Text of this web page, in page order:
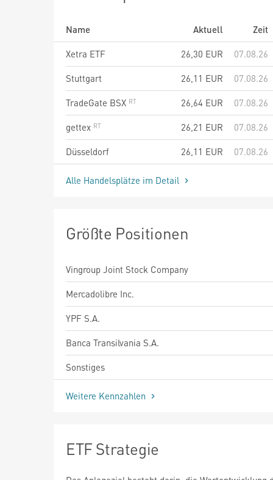
Name Aktuell
Zeit
Xetra ETF
26,30 EUR
07.08.26
Stuttgart
26,11 EUR
07.08.26
TradeGate BSX
26,64 EUR
07.08.26
gettex
26,21 EUR
07.08.26
Düsseldorf
26,11 EUR 07.08.26
Alle Handelsplätze im Detail
Größte Positionen
Vingroup Joint Stock Company
Mercadolibre Inc.
YPF S.A.
Banca Transilvania S.A.
Sonstiges
Weitere Kennzahlen
ETF Strategie